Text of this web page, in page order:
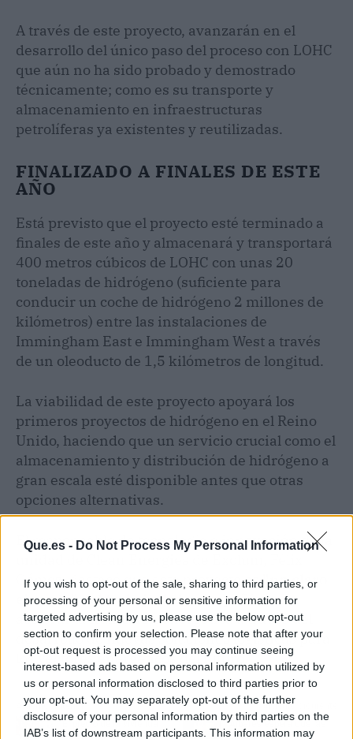
Que.es - Do Not Process My Personal Information
If you wish to opt-out of the sale, sharing to third parties, or
processing of your personal or sensitive information for
targeted advertising by us, please use the below opt-out
section to confirm your selection. Please note that after your
opt-out request is processed you may continue seeing
interest-based ads based on personal information utilized by
us or personal information disclosed to third parties prior to
your opt-out. You may separately opt-out of the further
disclosure of your personal information by third parties on the
IAB’s list of downstream participants. This information may
A través de este proyecto, avanzarán en el
desarrollo del único paso del proceso con LOHC
que aún no ha sido probado y demostrado
técnicamente; como es su transporte y
almacenamiento en infraestructuras
petrolíferas ya existentes y reutilizadas.
FINALIZADO A FINALES DE ESTE
AÑO
Está previsto que el proyecto esté terminado a
finales de este año y almacenará y transportará
400 metros cúbicos de LOHC con unas 20
toneladas de hidrógeno (suficiente para
conducir un coche de hidrógeno 2 millones de
kilómetros) entre las instalaciones de
Immingham East e Immingham West a través
de un oleoducto de 1,5 kilómetros de longitud.
La viabilidad de este proyecto apoyará los
primeros proyectos de hidrógeno en el Reino
Unido, haciendo que un servicio crucial como el
almacenamiento y distribución de hidrógeno a
gran escala esté disponible antes que otras
opciones alternativas.
El responsable de tecnología e innovación de la
Gómez, destacó que este proyectoes "un claro
ejemplo" del trabajo de la compañíapara
acelerar la transición energética a través del
desarrollo de nuevas soluciones logísticas para
los vectores energéticos del futuro.
Artículo anterior
El precio de la vivienda
Artículo siguiente
Albares espera que las